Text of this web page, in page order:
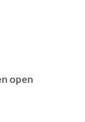
open